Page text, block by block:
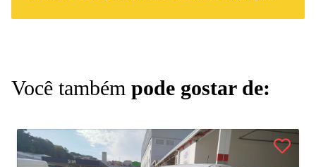
Você também pode gostar de: